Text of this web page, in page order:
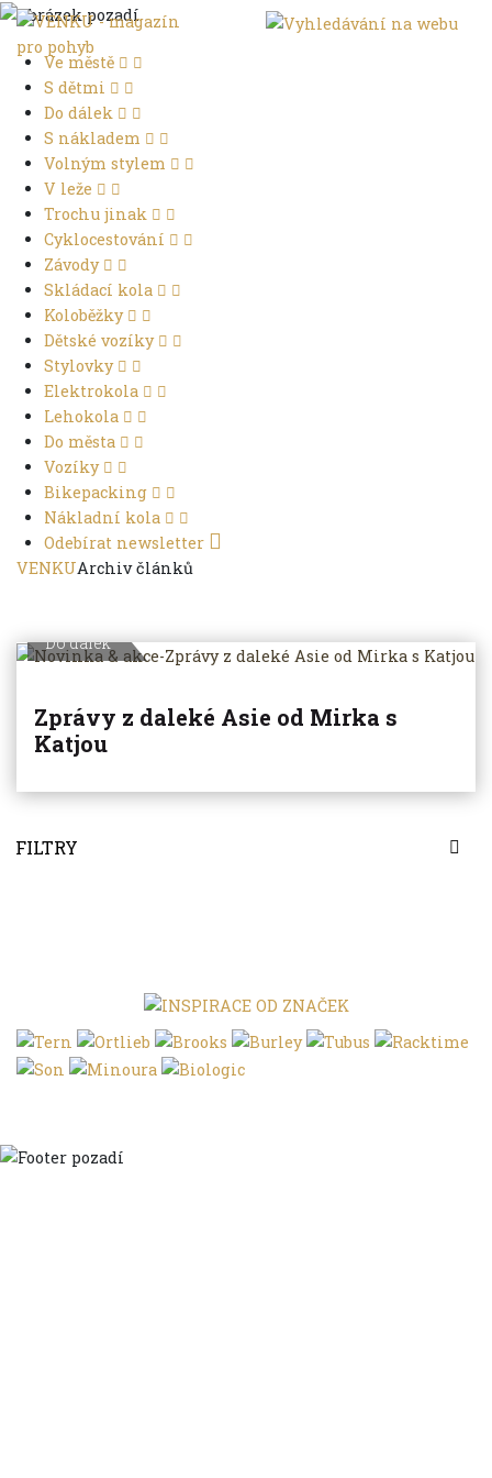
Ve městě
S dětmi
Do dálek
S nákladem
Volným stylem
V leže
Trochu jinak
Cyklocestování
Závody
Skládací kola
Koloběžky
Dětské vozíky
Stylovky
Elektrokola
Lehokola
Do města
Vozíky
Bikepacking
Nákladní kola
Odebírat newsletter
VENKUArchiv článků
FILTRY
Do dálek
Zprávy z daleké Asie od Mirka s
Katjou